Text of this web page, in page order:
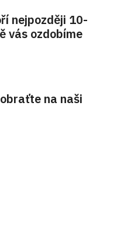
nejpozději 10-
vás ozdobíme
na naši